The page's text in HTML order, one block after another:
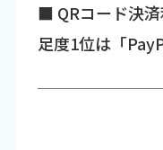
■ QRコード決
足度1位は「